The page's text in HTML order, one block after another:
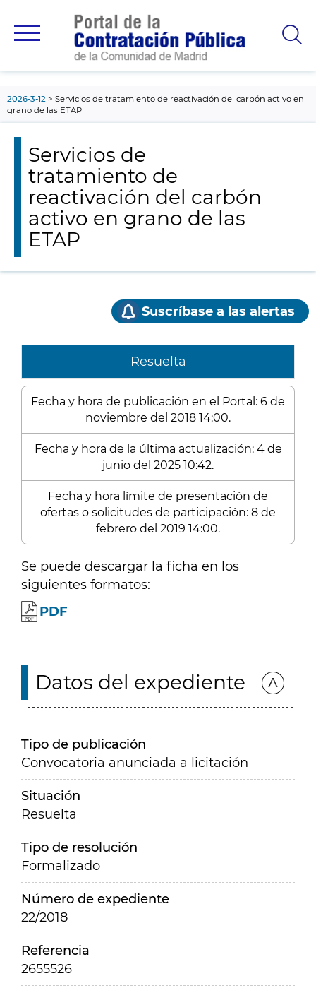
principal
2026-3-12
Servicios de tratamiento de reactivación del carbón activo en
grano de las ETAP
Servicios de
tratamiento de
reactivación del carbón
activo en grano de las
ETAP
Suscríbase a las alertas
Resuelta
Fecha y hora de publicación en el Portal: 6 de
noviembre del 2018 14:00.
Fecha y hora de la última actualización: 4 de
junio del 2025 10:42.
Fecha y hora límite de presentación de
ofertas o solicitudes de participación: 8 de
febrero del 2019 14:00.
Se puede descargar la ficha en los
siguientes formatos:
PDF
Datos del expediente
Tipo de publicación
Convocatoria anunciada a licitación
Situación
Resuelta
Tipo de resolución
Formalizado
Número de expediente
22/2018
Referencia
2655526